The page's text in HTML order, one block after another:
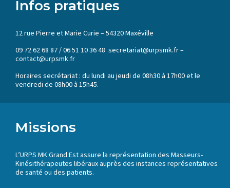
Infos pratiques
12 rue Pierre et Marie Curie – 54320 Maxéville
09 72 62 68 87 / 06 51 10 36 48 secretariat@urpsmk.fr –
contact@urpsmk.fr
Horaires secrétariat : du lundi au jeudi de 08h30 à 17h00 et le
vendredi de 08h00 à 15h45.
Missions
L’URPS MK Grand Est assure la représentation des Masseurs-
Kinésithérapeutes libéraux auprès des instances représentatives
de santé ou des patients.